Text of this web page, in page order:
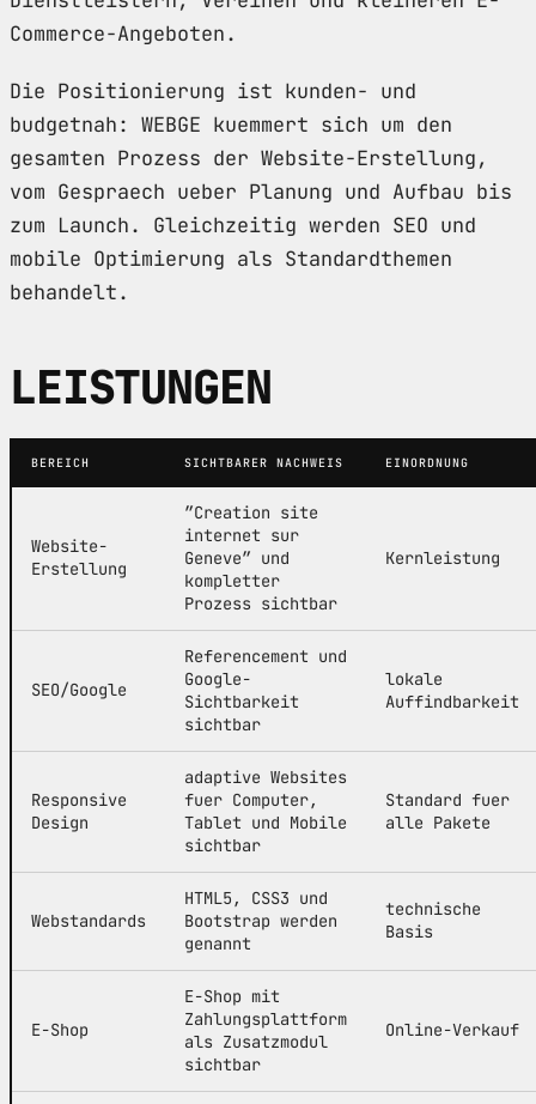
Commerce-Angeboten.
Die Positionierung ist kunden- und
budgetnah: WEBGE kuemmert sich um den
gesamten Prozess der Website-Erstellung,
vom Gespraech ueber Planung und Aufbau bis
zum Launch. Gleichzeitig werden SEO und
mobile Optimierung als Standardthemen
behandelt.
LEISTUNGEN
BEREICH SICHTBARER NACHWEIS EINORDNUNG
Website-
Erstellung
”Creation site
internet sur
Geneve” und
kompletter
Prozess sichtbar
Kernleistung
SEO/Google
Referencement und
Google-
Sichtbarkeit
sichtbar
lokale
Auffindbarkeit
Responsive
Design
adaptive Websites
fuer Computer,
Tablet und Mobile
sichtbar
Standard fuer
alle Pakete
Webstandards
HTML5, CSS3 und
Bootstrap werden
genannt
technische
Basis
E-Shop
E-Shop mit
Zahlungsplattform
als Zusatzmodul
sichtbar
Online-Verkauf